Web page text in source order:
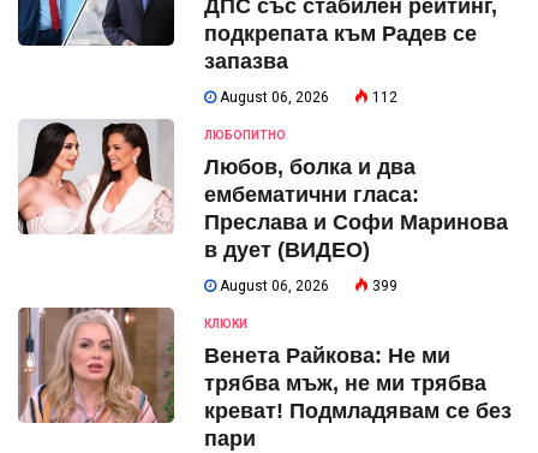
ДПС със стабилен рейтинг,
подкрепата към Радев се
запазва
August 06, 2026 112
ЛЮБОПИТНО
Любов, болка и два
ембематични гласа:
Преслава и Софи Маринова
в дует (ВИДЕО)
August 06, 2026 399
КЛЮКИ
Венета Райкова: Не ми
трябва мъж, не ми трябва
креват! Подмладявам се без
пари